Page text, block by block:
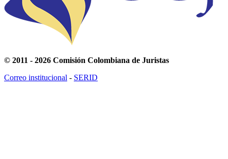
© 2011 - 2026 Comisión Colombiana de Juristas
Correo institucional - SERID